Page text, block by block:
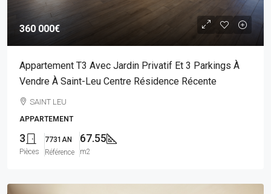
360 000€
Appartement T3 Avec Jardin Privatif Et 3 Parkings À
Vendre À Saint-Leu Centre Résidence Récente
SAINT LEU
APPARTEMENT
3
Pièces
7731AN
Référence
67.55
m2